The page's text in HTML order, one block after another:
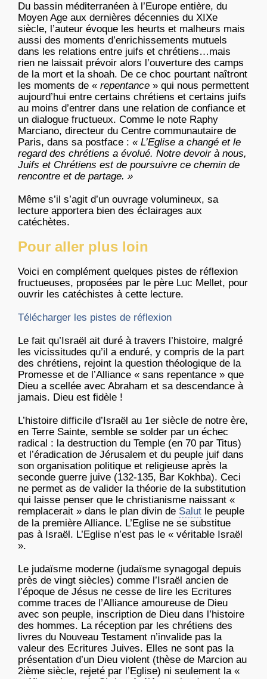
Du bassin méditerranéen à l’Europe entière, du
Moyen Age aux dernières décennies du XIXe
siècle, l’auteur évoque les heurts et malheurs mais
aussi des moments d’enrichissements mutuels
dans les relations entre juifs et chrétiens…mais
rien ne laissait prévoir alors l’ouverture des camps
de la mort et la shoah. De ce choc pourtant naîtront
les moments de « repentance » qui nous permettent
aujourd’hui entre certains chrétiens et certains juifs
au moins d’entrer dans une relation de confiance et
un dialogue fructueux. Comme le note Raphy
Marciano, directeur du Centre communautaire de
Paris, dans sa postface : « L’Eglise a changé et le
regard des chrétiens a évolué. Notre devoir à nous,
Juifs et Chrétiens est de poursuivre ce chemin de
rencontre et de partage. »
Même s’il s’agit d’un ouvrage volumineux, sa
lecture apportera bien des éclairages aux
catéchètes.
Pour aller plus loin
Voici en complément quelques pistes de réflexion
fructueuses, proposées par le père Luc Mellet, pour
ouvrir les catéchistes à cette lecture.
Télécharger les pistes de réflexion
Le fait qu’Israël ait duré à travers l’histoire, malgré
les vicissitudes qu’il a enduré, y compris de la part
des chrétiens, rejoint la question théologique de la
Promesse et de l’Alliance « sans repentance » que
Dieu a scellée avec Abraham et sa descendance à
jamais. Dieu est fidèle !
L’histoire difficile d’Israël au 1er siècle de notre ère,
en Terre Sainte, semble se solder par un échec
radical : la destruction du Temple (en 70 par Titus)
et l’éradication de Jérusalem et du peuple juif dans
son organisation politique et religieuse après la
seconde guerre juive (132-135, Bar Kokhba). Ceci
ne permet as de valider la théorie de la substitution
qui laisse penser que le christianisme naissant «
remplacerait » dans le plan divin de Salut le peuple
de la première Alliance. L’Eglise ne se substitue
pas à Israël. L’Eglise n’est pas le « véritable Israël
».
Le judaïsme moderne (judaïsme synagogal depuis
près de vingt siècles) comme l’Israël ancien de
l’époque de Jésus ne cesse de lire les Ecritures
comme traces de l’Alliance amoureuse de Dieu
avec son peuple, inscription de Dieu dans l’histoire
des hommes. La réception par les chrétiens des
livres du Nouveau Testament n’invalide pas la
valeur des Ecritures Juives. Elles ne sont pas la
présentation d’un Dieu violent (thèse de Marcion au
2ième siècle, rejeté par l’Eglise) ni seulement la «